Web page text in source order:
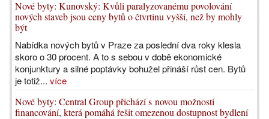
Nové byty: Kunovský: Kvůli paralyzovanému povolování
nových staveb jsou ceny bytů o čtvrtinu vyšší, než by mohly
být
Nabídka nových bytů v Praze za poslední dva roky klesla
skoro o 30 procent. A to s sebou v době ekonomické
konjunktury a silné poptávky bohužel přináší růst cen. Bytů
je totiž... více
Nové byty: Central Group přichází s novou možností
financování, která pomáhá řešit omezenou dostupnost bydlení